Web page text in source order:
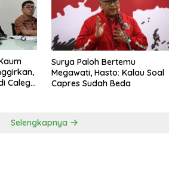
Caleg
Surya Paloh Bertemu
Megawati, Hasto: Kalau Soal
Capres Sudah Beda
Selengkapnya